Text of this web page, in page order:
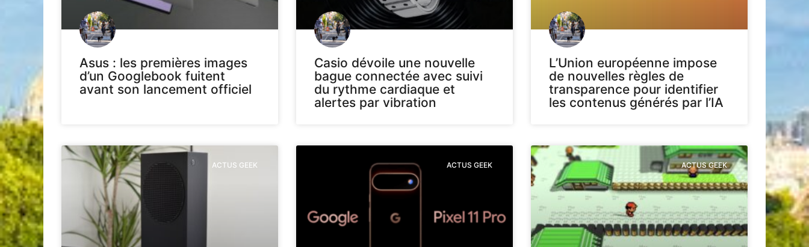
Asus : les premières images
d’un Googlebook fuitent
avant son lancement officiel
Casio dévoile une nouvelle
bague connectée avec suivi
du rythme cardiaque et
alertes par vibration
L’Union européenne impose
de nouvelles règles de
transparence pour identifier
les contenus générés par l’IA
ACTUS GEEK ACTUS GEEK ACTUS GEEK